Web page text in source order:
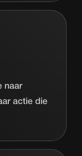
naar
actie die